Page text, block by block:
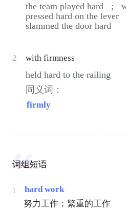
the team played hard ;
pressed hard on the lever
slammed the door hard
2 with firmness
held hard to the railing
同义词：
firmly
词组短语
1
hard work
努力工作；繁重的工作